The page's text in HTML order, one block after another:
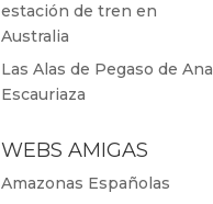
estación de tren en
Australia
Las Alas de Pegaso de Ana
Escauriaza
WEBS AMIGAS
Amazonas Españolas